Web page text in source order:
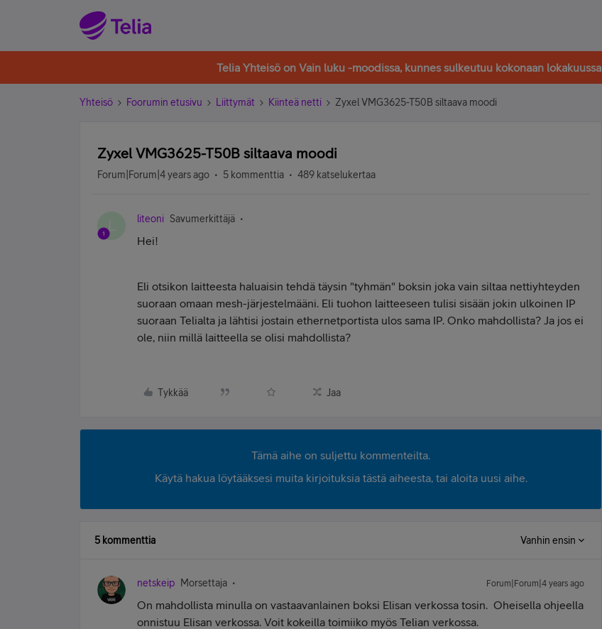
Telia Yhteisö on Vain luku -moodissa, kunnes sulkeutuu kokonaan lokakuussa
Yhteisö Foorumin etusivu Liittymät Kiinteä netti Zyxel VMG3625-T50B siltaava moodi
Zyxel VMG3625-T50B siltaava moodi
Forum|Forum|4 years ago 5 kommenttia 489 katselukertaa
L liteoni Savumerkittäjä
Hei!
Eli otsikon laitteesta haluaisin tehdä täysin "tyhmän" boksin joka vain siltaa nettiyhteyden
suoraan omaan mesh-järjestelmääni. Eli tuohon laitteeseen tulisi sisään jokin ulkoinen IP
suoraan Telialta ja lähtisi jostain ethernetportista ulos sama IP. Onko mahdollista? Ja jos ei
ole, niin millä laitteella se olisi mahdollista?
Tykkää Jaa
Tämä aihe on suljettu kommenteilta.
Käytä hakua löytääksesi muita kirjoituksia tästä aiheesta, tai aloita uusi aihe.
5 kommenttia Vanhin ensin
netskeip Morsettaja Forum|Forum|4 years ago
On mahdollista minulla on vastaavanlainen boksi Elisan verkossa tosin. Oheisella ohjeella
onnistuu Elisan verkossa. Voit kokeilla toimiiko myös Telian verkossa.